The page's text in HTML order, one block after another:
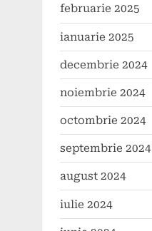
februarie 2025
ianuarie 2025
decembrie 2024
noiembrie 2024
octombrie 2024
septembrie 2024
august 2024
iulie 2024